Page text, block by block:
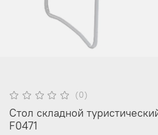
(0)
Стол складной
F0471